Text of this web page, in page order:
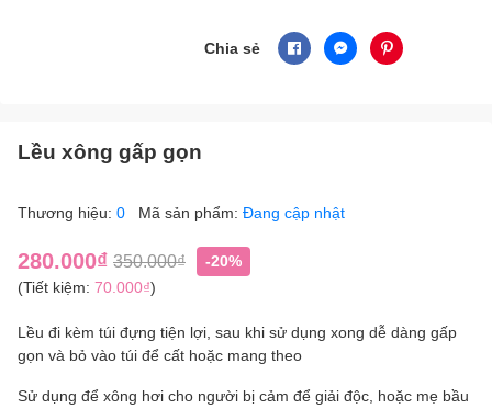
Chia sẻ
Lều xông gấp gọn
Thương hiệu: 0 Mã sản phẩm: Đang cập nhật
280.000₫ 350.000₫
-20%
(Tiết kiệm: 70.000₫)
Lều đi kèm túi đựng tiện lợi, sau khi sử dụng xong dễ dàng gấp
gọn và bỏ vào túi để cất hoặc mang theo
Sử dụng để xông hơi cho người bị cảm để giải độc, hoặc mẹ bầu